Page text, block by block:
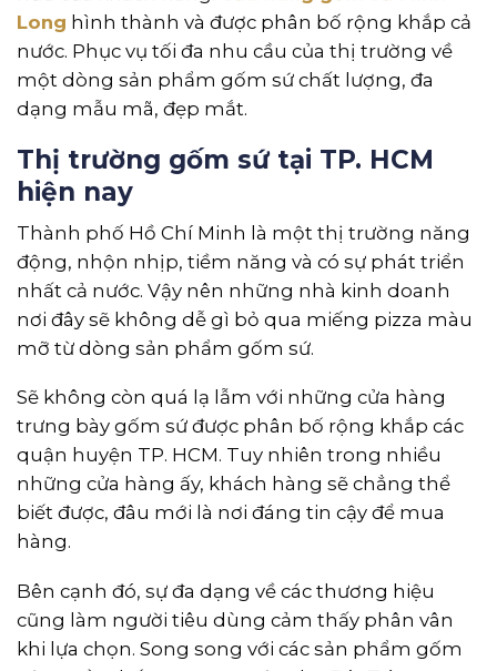
Long hình thành và được phân bố rộng khắp cả
nước. Phục vụ tối đa nhu cầu của thị trường về
một dòng sản phẩm gốm sứ chất lượng, đa
dạng mẫu mã, đẹp mắt.
Thị trường gốm sứ tại TP. HCM
hiện nay
Thành phố Hồ Chí Minh là một thị trường năng
động, nhộn nhịp, tiềm năng và có sự phát triển
nhất cả nước. Vậy nên những nhà kinh doanh
nơi đây sẽ không dễ gì bỏ qua miếng pizza màu
mỡ từ dòng sản phẩm gốm sứ.
Sẽ không còn quá lạ lẫm với những cửa hàng
trưng bày gốm sứ được phân bố rộng khắp các
quận huyện TP. HCM. Tuy nhiên trong nhiều
những cửa hàng ấy, khách hàng sẽ chẳng thể
biết được, đâu mới là nơi đáng tin cậy để mua
hàng.
Bên cạnh đó, sự đa dạng về các thương hiệu
cũng làm người tiêu dùng cảm thấy phân vân
khi lựa chọn. Song song với các sản phẩm gốm